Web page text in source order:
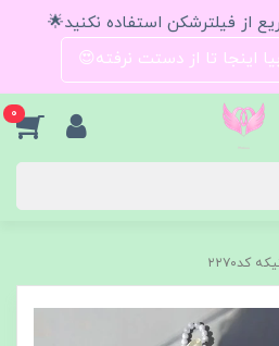
از فیلترشکن استفاده نکنید🌟
اینجا تا از دستت نرفته😍
0